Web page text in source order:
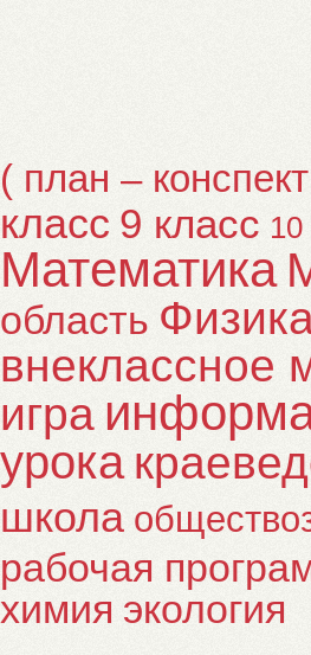
( план –
класс 9 класс 10
Математика
область
внеклассное
игра
урока
школа
рабочая
химия экология